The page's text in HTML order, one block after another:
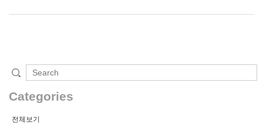
Categories
전체보기